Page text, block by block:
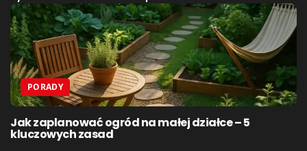
PORADY
Jak zaplanować ogród na małej działce – 5
kluczowych zasad